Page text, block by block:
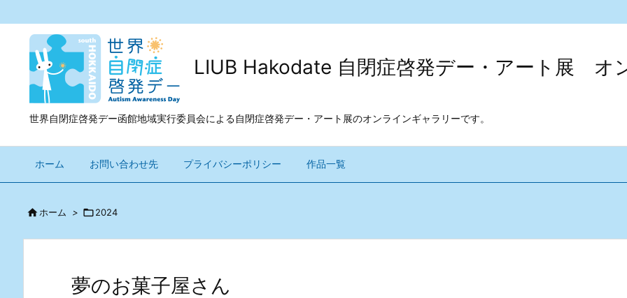
LIUB Hakodate 自閉症啓発デー・アート展 オ
世界自閉症啓発デー函館地域実行委員会による自閉症啓発デー・アート展のオンラインギャラリーです。
ホーム お問い合わせ先 プライバシーポリシー 作品一覧
ホーム > 2024
夢のお菓子屋さん